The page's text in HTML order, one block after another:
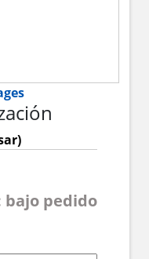
bajo pedido